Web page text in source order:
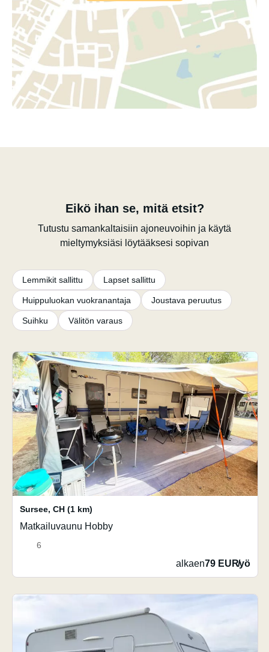
Eikö ihan se, mitä etsit?
Tutustu samankaltaisiin ajoneuvoihin ja käytä
mieltymyksiäsi löytääksesi sopivan
Lemmikit sallittu Lapset sallittu
Huippuluokan vuokranantaja Joustava peruutus
Suihku Välitön varaus
Sursee, CH (1 km)
Matkailuvaunu Hobby
6
alkaen79 EUR/yö